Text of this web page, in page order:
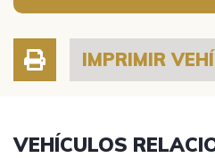
IMPRIMIR
VEHÍCULOS